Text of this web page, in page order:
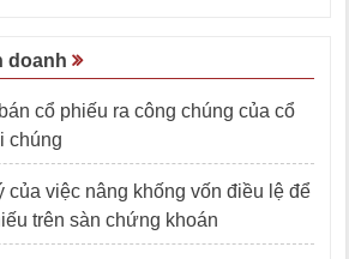
doanh
cổ phiếu ra công chúng của cổ
chúng
của việc nâng khống vốn điều lệ để
trên sàn chứng khoán